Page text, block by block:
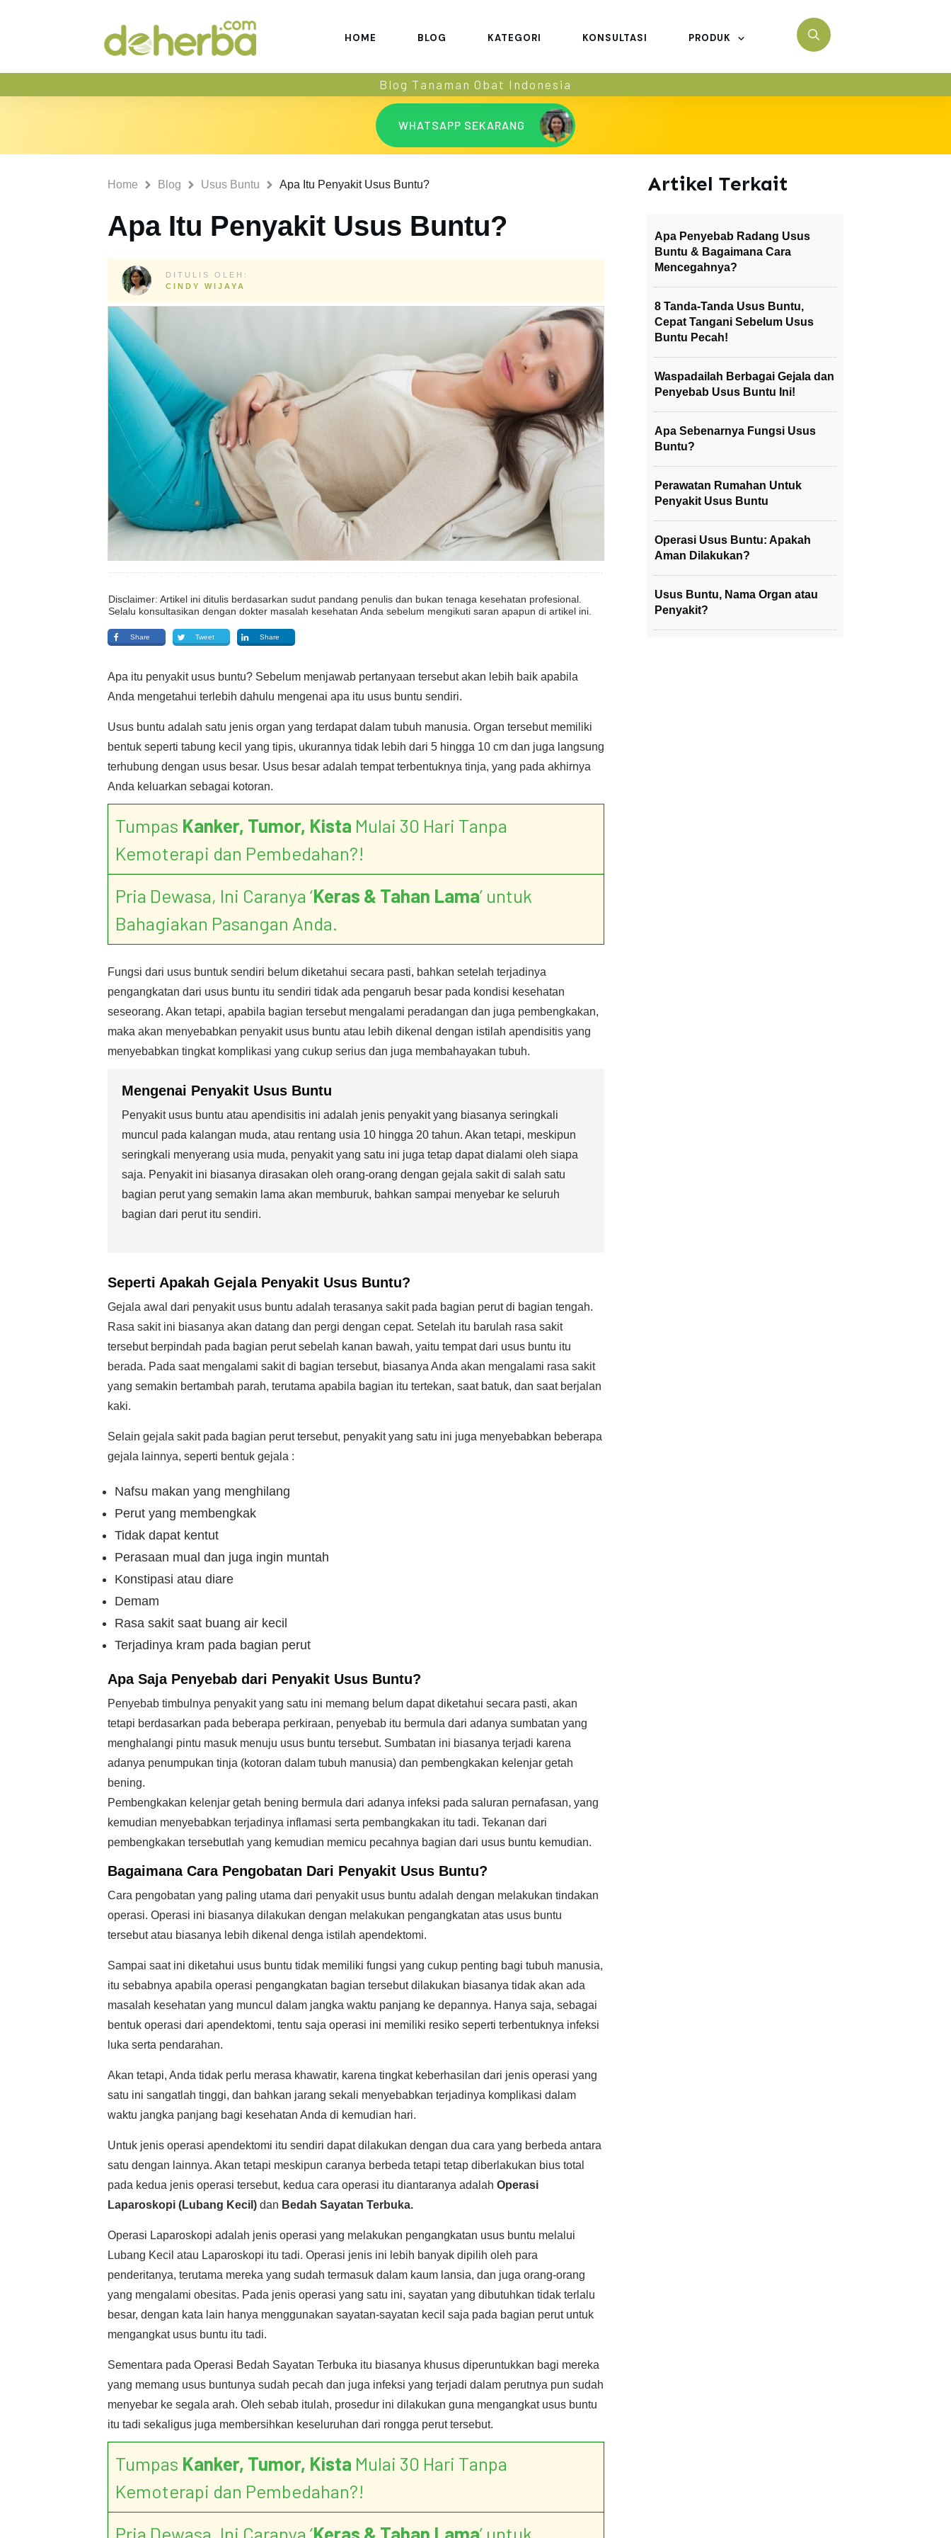
HOME BLOG KATEGORI KONSULTASI PRODUK
Blog Tanaman Obat Indonesia
WHATSAPP SEKARANG
Home Blog Usus Buntu Apa Itu Penyakit Usus Buntu?
Apa Itu Penyakit Usus Buntu?
DITULIS OLEH:
CINDY WIJAYA
Disclaimer: Artikel ini ditulis berdasarkan sudut pandang penulis dan bukan tenaga kesehatan profesional.
Selalu konsultasikan dengan dokter masalah kesehatan Anda sebelum mengikuti saran apapun di artikel ini.
Share Tweet Share
Apa itu penyakit usus buntu? Sebelum menjawab pertanyaan tersebut akan lebih baik apabila
Anda mengetahui terlebih dahulu mengenai apa itu usus buntu sendiri.
Usus buntu adalah satu jenis organ yang terdapat dalam tubuh manusia. Organ tersebut memiliki
bentuk seperti tabung kecil yang tipis, ukurannya tidak lebih dari 5 hingga 10 cm dan juga langsung
terhubung dengan usus besar. Usus besar adalah tempat terbentuknya tinja, yang pada akhirnya
Anda keluarkan sebagai kotoran.
Tumpas Kanker, Tumor, Kista Mulai 30 Hari Tanpa
Kemoterapi dan Pembedahan?!
Pria Dewasa, Ini Caranya ‘Keras & Tahan Lama’ untuk
Bahagiakan Pasangan Anda.
Fungsi dari usus buntuk sendiri belum diketahui secara pasti, bahkan setelah terjadinya
pengangkatan dari usus buntu itu sendiri tidak ada pengaruh besar pada kondisi kesehatan
seseorang. Akan tetapi, apabila bagian tersebut mengalami peradangan dan juga pembengkakan,
maka akan menyebabkan penyakit usus buntu atau lebih dikenal dengan istilah apendisitis yang
menyebabkan tingkat komplikasi yang cukup serius dan juga membahayakan tubuh.
Mengenai Penyakit Usus Buntu
Penyakit usus buntu atau apendisitis ini adalah jenis penyakit yang biasanya seringkali
muncul pada kalangan muda, atau rentang usia 10 hingga 20 tahun. Akan tetapi, meskipun
seringkali menyerang usia muda, penyakit yang satu ini juga tetap dapat dialami oleh siapa
saja. Penyakit ini biasanya dirasakan oleh orang-orang dengan gejala sakit di salah satu
bagian perut yang semakin lama akan memburuk, bahkan sampai menyebar ke seluruh
bagian dari perut itu sendiri.
Seperti Apakah Gejala Penyakit Usus Buntu?
Gejala awal dari penyakit usus buntu adalah terasanya sakit pada bagian perut di bagian tengah.
Rasa sakit ini biasanya akan datang dan pergi dengan cepat. Setelah itu barulah rasa sakit
tersebut berpindah pada bagian perut sebelah kanan bawah, yaitu tempat dari usus buntu itu
berada. Pada saat mengalami sakit di bagian tersebut, biasanya Anda akan mengalami rasa sakit
yang semakin bertambah parah, terutama apabila bagian itu tertekan, saat batuk, dan saat berjalan
kaki.
Selain gejala sakit pada bagian perut tersebut, penyakit yang satu ini juga menyebabkan beberapa
gejala lainnya, seperti bentuk gejala :
Nafsu makan yang menghilang
Perut yang membengkak
Tidak dapat kentut
Perasaan mual dan juga ingin muntah
Konstipasi atau diare
Demam
Rasa sakit saat buang air kecil
Terjadinya kram pada bagian perut
Apa Saja Penyebab dari Penyakit Usus Buntu?
Penyebab timbulnya penyakit yang satu ini memang belum dapat diketahui secara pasti, akan
tetapi berdasarkan pada beberapa perkiraan, penyebab itu bermula dari adanya sumbatan yang
menghalangi pintu masuk menuju usus buntu tersebut. Sumbatan ini biasanya terjadi karena
adanya penumpukan tinja (kotoran dalam tubuh manusia) dan pembengkakan kelenjar getah
bening.
Pembengkakan kelenjar getah bening bermula dari adanya infeksi pada saluran pernafasan, yang
kemudian menyebabkan terjadinya inflamasi serta pembangkakan itu tadi. Tekanan dari
pembengkakan tersebutlah yang kemudian memicu pecahnya bagian dari usus buntu kemudian.
Bagaimana Cara Pengobatan Dari Penyakit Usus Buntu?
Cara pengobatan yang paling utama dari penyakit usus buntu adalah dengan melakukan tindakan
operasi. Operasi ini biasanya dilakukan dengan melakukan pengangkatan atas usus buntu
tersebut atau biasanya lebih dikenal denga istilah apendektomi.
Sampai saat ini diketahui usus buntu tidak memiliki fungsi yang cukup penting bagi tubuh manusia,
itu sebabnya apabila operasi pengangkatan bagian tersebut dilakukan biasanya tidak akan ada
masalah kesehatan yang muncul dalam jangka waktu panjang ke depannya. Hanya saja, sebagai
bentuk operasi dari apendektomi, tentu saja operasi ini memiliki resiko seperti terbentuknya infeksi
luka serta pendarahan.
Akan tetapi, Anda tidak perlu merasa khawatir, karena tingkat keberhasilan dari jenis operasi yang
satu ini sangatlah tinggi, dan bahkan jarang sekali menyebabkan terjadinya komplikasi dalam
waktu jangka panjang bagi kesehatan Anda di kemudian hari.
Untuk jenis operasi apendektomi itu sendiri dapat dilakukan dengan dua cara yang berbeda antara
satu dengan lainnya. Akan tetapi meskipun caranya berbeda tetapi tetap diberlakukan bius total
pada kedua jenis operasi tersebut, kedua cara operasi itu diantaranya adalah Operasi
Laparoskopi (Lubang Kecil) dan Bedah Sayatan Terbuka.
Operasi Laparoskopi adalah jenis operasi yang melakukan pengangkatan usus buntu melalui
Lubang Kecil atau Laparoskopi itu tadi. Operasi jenis ini lebih banyak dipilih oleh para
penderitanya, terutama mereka yang sudah termasuk dalam kaum lansia, dan juga orang-orang
yang mengalami obesitas. Pada jenis operasi yang satu ini, sayatan yang dibutuhkan tidak terlalu
besar, dengan kata lain hanya menggunakan sayatan-sayatan kecil saja pada bagian perut untuk
mengangkat usus buntu itu tadi.
Sementara pada Operasi Bedah Sayatan Terbuka itu biasanya khusus diperuntukkan bagi mereka
yang memang usus buntunya sudah pecah dan juga infeksi yang terjadi dalam perutnya pun sudah
menyebar ke segala arah. Oleh sebab itulah, prosedur ini dilakukan guna mengangkat usus buntu
itu tadi sekaligus juga membersihkan keseluruhan dari rongga perut tersebut.
Tumpas Kanker, Tumor, Kista Mulai 30 Hari Tanpa
Kemoterapi dan Pembedahan?!
Pria Dewasa, Ini Caranya ‘Keras & Tahan Lama’ untuk
Artikel Terkait
Apa Penyebab Radang Usus
Buntu & Bagaimana Cara
Mencegahnya?
8 Tanda-Tanda Usus Buntu,
Cepat Tangani Sebelum Usus
Buntu Pecah!
Waspadailah Berbagai Gejala dan
Penyebab Usus Buntu Ini!
Apa Sebenarnya Fungsi Usus
Buntu?
Perawatan Rumahan Untuk
Penyakit Usus Buntu
Operasi Usus Buntu: Apakah
Aman Dilakukan?
Usus Buntu, Nama Organ atau
Penyakit?